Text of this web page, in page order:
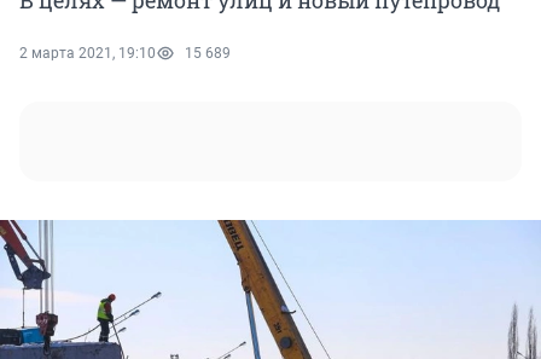
2 марта 2021, 19:10 15 689